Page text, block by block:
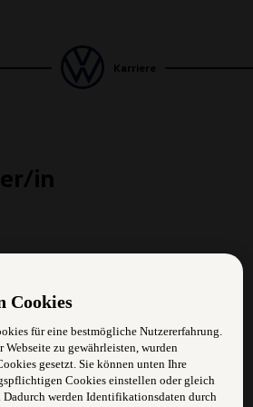
Karriere
in
geleisteten Arbeit
Cookies
für eine bestmögliche Nutzererfahrung.
zu gewährleisten, wurden
gesetzt. Sie können unten Ihre
Cookies einstellen oder gleich
werden Identifikationsdaten durch